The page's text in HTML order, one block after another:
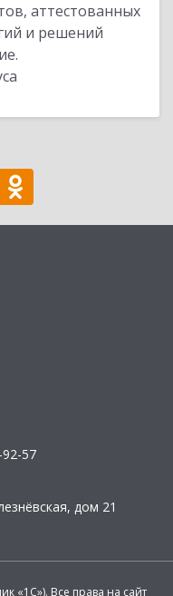
аттестованных
и решений
57
дом 21
«1С»). Все права на сайт